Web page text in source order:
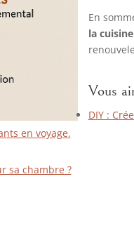
En
la cuisine
Vous
DIY :
en voyage.
sa chambre ?